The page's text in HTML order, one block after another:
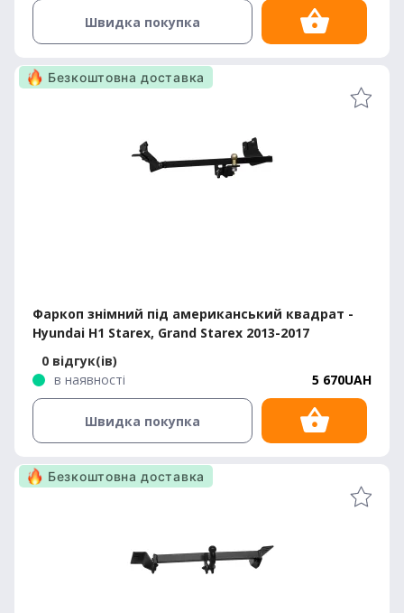
Швидка покупка
Фаркоп знімний під американський квадрат -
Hyundai H1 Starex, Grand Starex 2013-2017
0 відгук(ів)
в наявності
5 670UAH
Безкоштовна доставка
Швидка покупка
Безкоштовна доставка